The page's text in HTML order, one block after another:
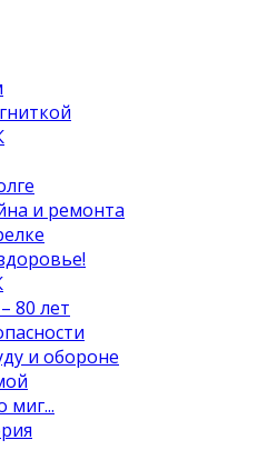
и ремонта
80 лет
и обороне
миг...